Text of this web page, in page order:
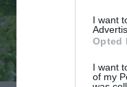
I want
Opted
I want
of my